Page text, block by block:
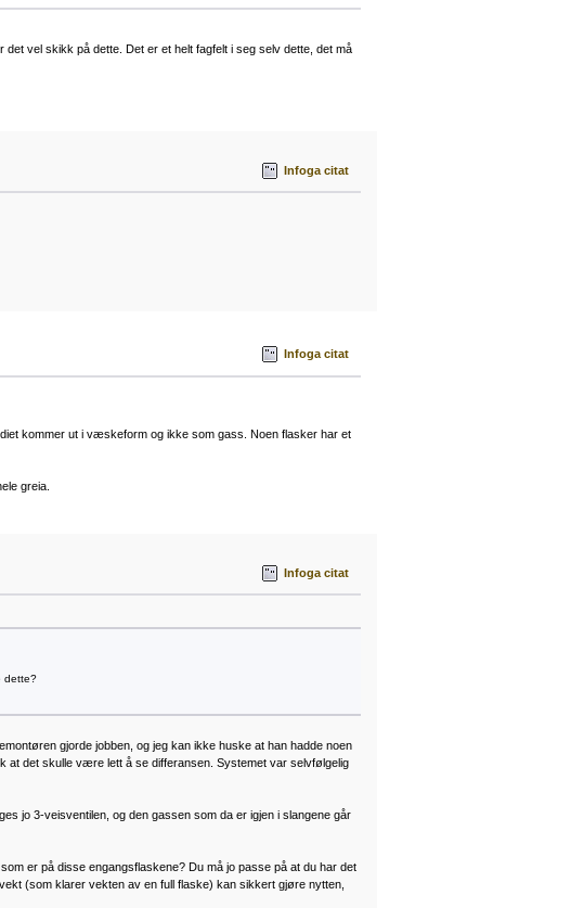
vel skikk på dette. Det er et helt fagfelt i seg selv dette, det må
Infoga citat
Infoga citat
kommer ut i væskeform og ikke som gass. Noen flasker har et
greia.
Infoga citat
dette?
gjorde jobben, og jeg kan ikke huske at han hadde noen
at det skulle være lett å se differansen. Systemet var selvfølgelig
jo 3-veisventilen, og den gassen som da er igjen i slangene går
er på disse engangsflaskene? Du må jo passe på at du har det
(som klarer vekten av en full flaske) kan sikkert gjøre nytten,